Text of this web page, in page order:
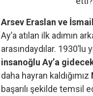
Arsev Eraslan ve
Ay’a atılan ilk adımın
arasındaydılar. 1930’lu
insanoğlu Ay’a
daha hayran kaldığımız
başarılı şekilde temsil